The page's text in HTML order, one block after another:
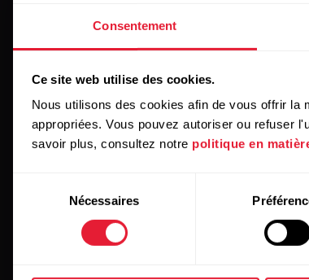
Consentement
Ce site web utilise des cookies.
Nous utilisons des cookies afin de vous offrir la
appropriées. Vous pouvez autoriser ou refuser
savoir plus, consultez notre politique en
consentement
Nécessaires